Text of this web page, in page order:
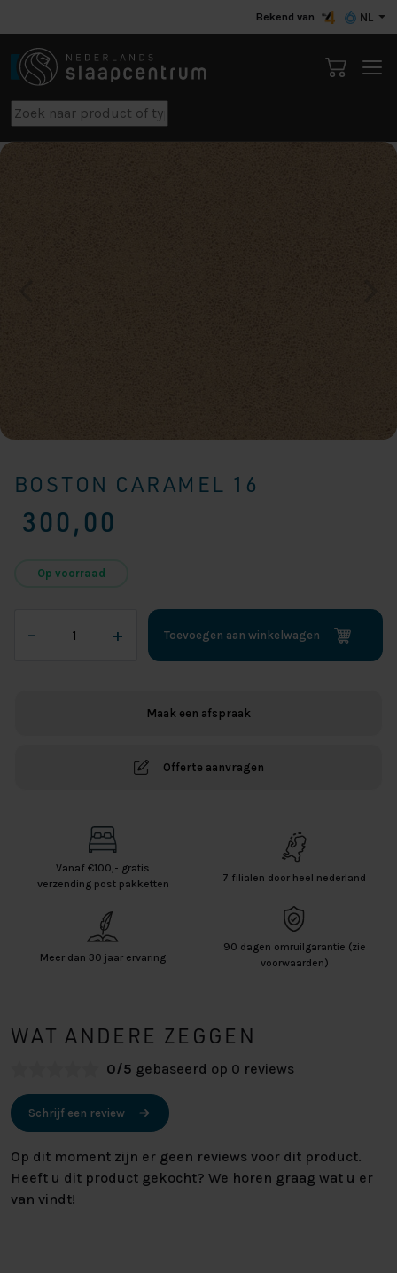
Bekend van NL
BOSTON CARAMEL 16
300,00
Op voorraad
–
Caramel
+ Toevoegen aan winkelwagen
Maak een afspraak
Offerte aanvragen
Vanaf €100,- gratis
verzending post pakketten
7 filialen door heel nederland
Meer dan 30 jaar ervaring
90 dagen omruilgarantie (zie
voorwaarden)
WAT ANDERE ZEGGEN
0/5 gebaseerd op 0 reviews
Schrijf een review
Op dit moment zijn er geen reviews voor dit product.
Heeft u dit product gekocht? We horen graag wat u er
van vindt!